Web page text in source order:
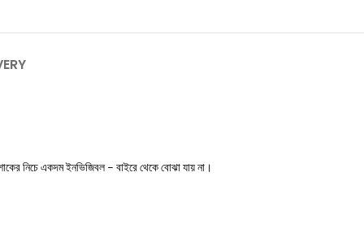
নিচে একদম ইনভিজিবল – বাইরে থেকে বোঝা যায় না।